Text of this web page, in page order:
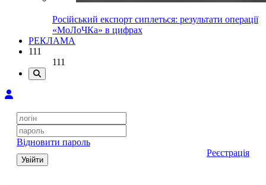
Російський експорт сиплеться: результати операції
«МоЛоЧКа» в цифрах
РЕКЛАМА
111
111
Відновити пароль
Увійти
Реєстрація